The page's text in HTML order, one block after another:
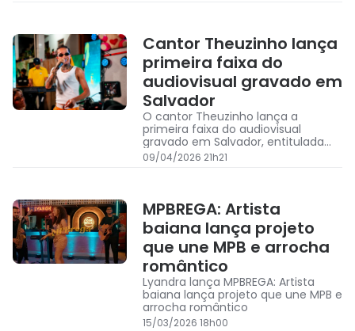
Cantor Theuzinho lança
primeira faixa do
audiovisual gravado em
Salvador
O cantor Theuzinho lança a
primeira faixa do audiovisual
gravado em Salvador, entitulada
“Meu Neném”, nesta sexta-feira
09/04/2026 21h21
MPBREGA: Artista
baiana lança projeto
que une MPB e arrocha
romântico
Lyandra lança MPBREGA: Artista
baiana lança projeto que une MPB e
arrocha romântico
15/03/2026 18h00